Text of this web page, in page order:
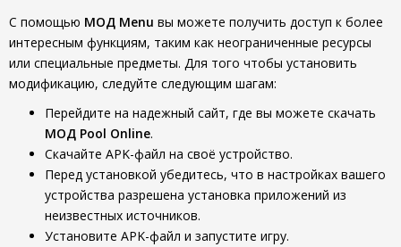
С помощью МОД Menu вы можете получить доступ к более
интересным функциям, таким как неограниченные ресурсы
или специальные предметы. Для того чтобы установить
модификацию, следуйте следующим шагам:
Перейдите на надежный сайт, где вы можете скачать
МОД Pool Online.
Скачайте APK-файл на своё устройство.
Перед установкой убедитесь, что в настройках вашего
устройства разрешена установка приложений из
неизвестных источников.
Установите APK-файл и запустите игру.